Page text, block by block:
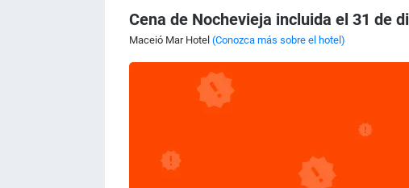
Cena de Nochevieja incluida el 31 de
Maceió Mar Hotel (Conozca más sobre el hotel)